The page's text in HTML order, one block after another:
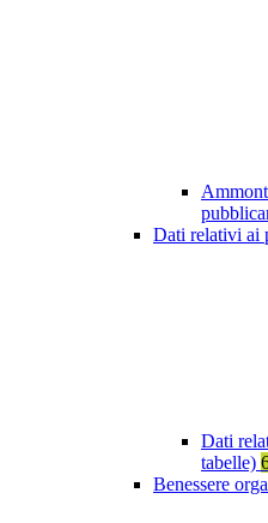
Dati relativi ai
Dati
tabelle)
Benessere